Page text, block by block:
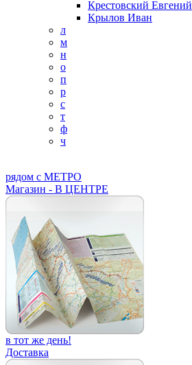
Крестовский Евгений
Крылов Иван
л
м
н
о
п
р
с
т
ф
ч
рядом с МЕТРО
Магазин - В ЦЕНТРЕ
в тот же день!
Доставка